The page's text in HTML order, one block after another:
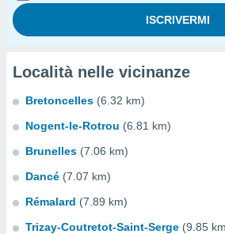
Località nelle vicinanze
Bretoncelles (6.32 km)
Nogent-le-Rotrou (6.81 km)
Brunelles (7.06 km)
Dancé (7.07 km)
Rémalard (7.89 km)
Trizay-Coutretot-Saint-Serge (9.85